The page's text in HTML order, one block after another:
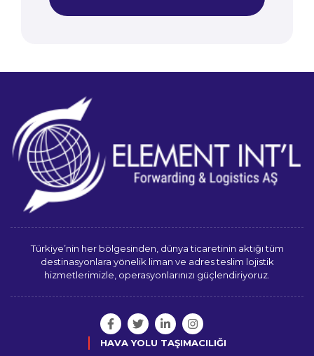
Türkiye’nin her bölgesinden, dünya ticaretinin aktığı tüm
destinasyonlara yönelik liman ve adres teslim lojistik
hizmetlerimizle, operasyonlarınızı güçlendiriyoruz.
HAVA YOLU TAŞIMACILIĞI